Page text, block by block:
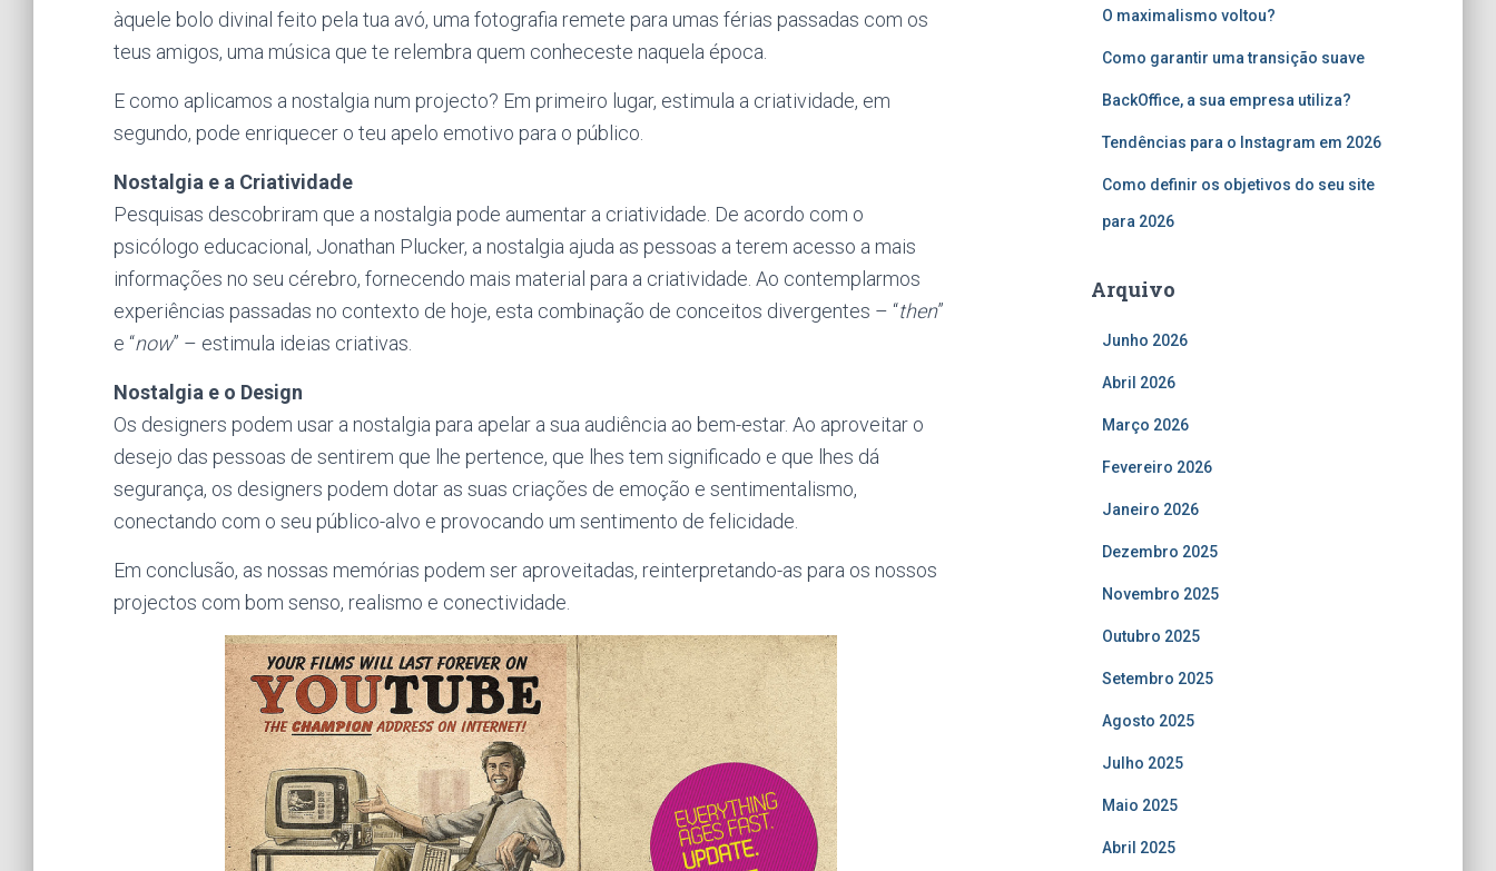
àquele bolo divinal feito pela tua avó, uma fotografia remete para umas férias passadas com os
teus amigos, uma música que te relembra quem conheceste naquela época.
E como aplicamos a nostalgia num projecto? Em primeiro lugar, estimula a criatividade, em
segundo, pode enriquecer o teu apelo emotivo para o público.
Nostalgia e a Criatividade
Pesquisas descobriram que a nostalgia pode aumentar a criatividade. De acordo com o
psicólogo educacional, Jonathan Plucker, a nostalgia ajuda as pessoas a terem acesso a mais
informações no seu cérebro, fornecendo mais material para a criatividade. Ao contemplarmos
experiências passadas no contexto de hoje, esta combinação de conceitos divergentes – “then”
e “now” – estimula ideias criativas.
Nostalgia e o Design
Os designers podem usar a nostalgia para apelar a sua audiência ao bem-estar. Ao aproveitar o
desejo das pessoas de sentirem que lhe pertence, que lhes tem significado e que lhes dá
segurança, os designers podem dotar as suas criações de emoção e sentimentalismo,
conectando com o seu público-alvo e provocando um sentimento de felicidade.
Em conclusão, as nossas memórias podem ser aproveitadas, reinterpretando-as para os nossos
projectos com bom senso, realismo e conectividade.
O maximalismo voltou?
Como garantir uma transição suave
BackOffice, a sua empresa utiliza?
Tendências para o Instagram em 2026
Como definir os objetivos do seu site
para 2026
Arquivo
Junho 2026
Abril 2026
Março 2026
Fevereiro 2026
Janeiro 2026
Dezembro 2025
Novembro 2025
Outubro 2025
Setembro 2025
Agosto 2025
Julho 2025
Maio 2025
Abril 2025